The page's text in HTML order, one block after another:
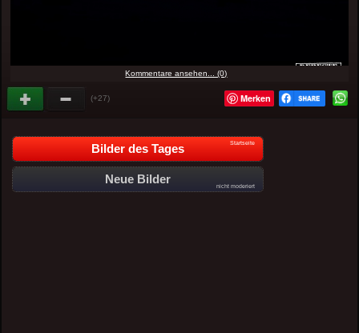
Kommentare ansehen... (0)
(+27) Merken
Bilder des Tages Startseite
Neue Bilder
nicht moderiert